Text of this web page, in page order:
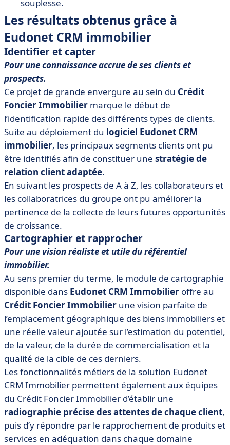
souplesse.
Les résultats obtenus grâce à
Eudonet CRM immobilier
Identifier et capter
Pour une connaissance accrue de ses clients et
prospects.
Ce projet de grande envergure au sein du Crédit
Foncier Immobilier marque le début de
l’identification rapide des différents types de clients.
Suite au déploiement du logiciel Eudonet CRM
immobilier, les principaux segments clients ont pu
être identifiés afin de constituer une stratégie de
relation client adaptée.
En suivant les prospects de A à Z, les collaborateurs et
les collaboratrices du groupe ont pu améliorer la
pertinence de la collecte de leurs futures opportunités
de croissance.
Cartographier et rapprocher
Pour une vision réaliste et utile du référentiel
immobilier.
Au sens premier du terme, le module de cartographie
disponible dans Eudonet CRM Immobilier offre au
Crédit Foncier Immobilier une vision parfaite de
l’emplacement géographique des biens immobiliers et
une réelle valeur ajoutée sur l’estimation du potentiel,
de la valeur, de la durée de commercialisation et la
qualité de la cible de ces derniers.
Les fonctionnalités métiers de la solution Eudonet
CRM Immobilier permettent également aux équipes
du Crédit Foncier Immobilier d’établir une
radiographie précise des attentes de chaque client,
puis d’y répondre par le rapprochement de produits et
services en adéquation dans chaque domaine